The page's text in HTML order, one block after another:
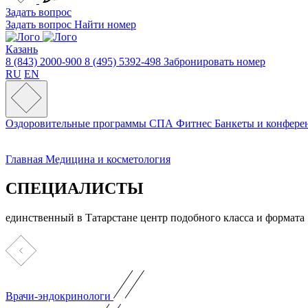
Задать вопрос
Задать вопрос Найти номер
Казань
8 (843) 2000-900 8 (495) 5392-498 Забронировать номер
RU EN
Оздоровительные программы СПА Фитнес Банкеты и
Главная Медицина и косметология
СПЕЦИАЛИСТЫ
единственный в Татарстане центр подобного класса и формата
Врачи-эндокринологи